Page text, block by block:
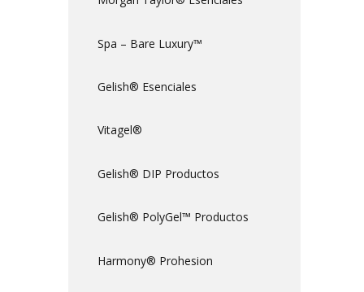
Spa – Bare Luxury™
Gelish® Esenciales
Vitagel®
Gelish® DIP Productos
Gelish® PolyGel™ Productos
Harmony® Prohesion